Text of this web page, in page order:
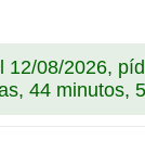
12/08/2026,
44 minutos,